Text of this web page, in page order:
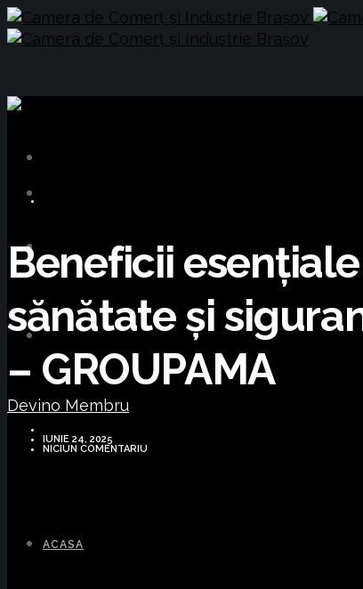
Devino Membru
ACASA
Beneficii
sănătate și
– GROUPAMA
IUNIE 24, 2025
NICIUN COMENTARIU